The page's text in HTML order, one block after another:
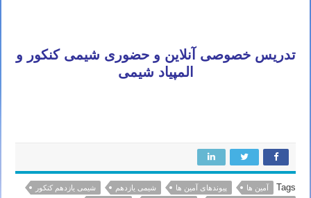
تدریس خصوصی آنلاین و حضوری شیمی کنکور و
المپیاد شیمی
Tags آمین ها پیوندهای آمین ها شیمی یازدهم
شیمی یازدهم کنکور